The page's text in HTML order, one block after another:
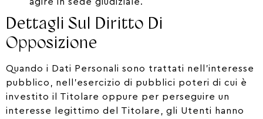
Dettagli Sul Diritto Di
Opposizione
Quando i Dati Personali sono trattati nell’interesse
pubblico, nell’esercizio di pubblici poteri di cui è
investito il Titolare oppure per perseguire un
interesse legittimo del Titolare, gli Utenti hanno